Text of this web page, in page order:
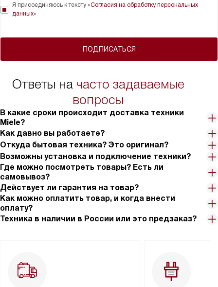
ПОДПИСАТЬСЯ
Я присоединяюсь к тексту «Согласия на обработку персональных
данных»
Ответы на часто задаваемые
вопросы
В какие сроки происходит доставка техники
Miele?
Как давно вы работаете?
Откуда бытовая техника? Это оригинал?
Возможны установка и подключение техники?
Где можно посмотреть товары? Есть ли
самовывоз?
Действует ли гарантия на товар?
Как можно оплатить товар, и когда внести
оплату?
Техника в наличии в России или это предзаказ?